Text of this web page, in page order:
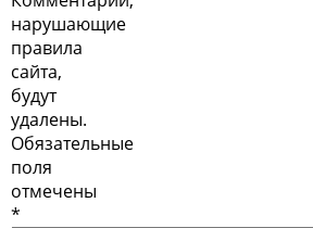
нарушающие
правила
сайта,
будут
удалены.
Обязательные
поля
отмечены
*